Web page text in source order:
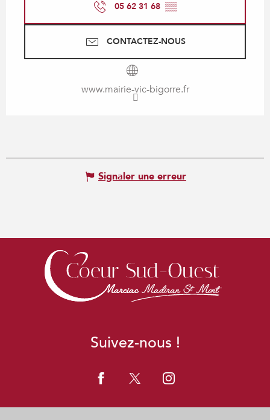
05 62 31 68 ▒▒
CONTACTEZ-NOUS
www.mairie-vic-bigorre.fr
Signaler une erreur
Suivez-nous !